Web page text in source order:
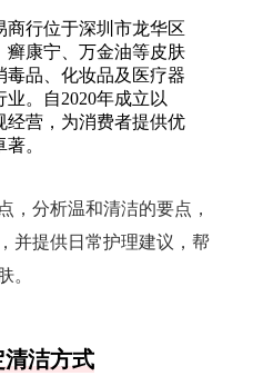
商行位于深圳市龙华区
癣康宁、万金油等皮肤
毒品、化妆品及医疗器
。自2020年成立以
经营，为消费者提供优
。
，分析温和清洁的要点，
并提供日常护理建议，帮
。
洁方式